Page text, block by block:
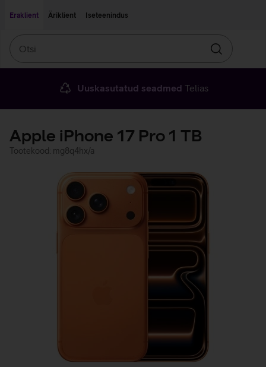
Eraklient
Äriklient Iseteenindus
Otsin
Uuskasutatud seadmed Telias
Apple iPhone 17 Pro 1 TB
Tootekood: mg8q4hx/a